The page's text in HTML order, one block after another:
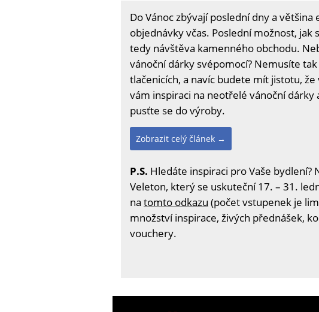
Do Vánoc zbývají poslední dny a
objednávky včas. Poslední možnost, jak
tedy návštěva kamenného obchodu.
vánoční dárky svépomocí? Nemusíte
tlačenicích, a navíc budete mít jistotu,
vám inspiraci na neotřelé vánoční dárky
pusťte se do výroby.
Zobrazit celý článek →
P.S. Hledáte inspiraci pro Vaše
Veleton, který se uskuteční 17. – 31.
na tomto odkazu (počet vstupenek je
množství inspirace, živých přednášek,
vouchery.